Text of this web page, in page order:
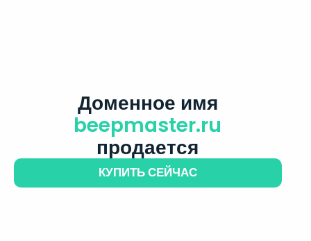
Доменное имя
beepmaster.ru
продается
КУПИТЬ СЕЙЧАС